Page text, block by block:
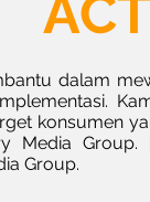
dalam
konsumen
Media Group.
Group.